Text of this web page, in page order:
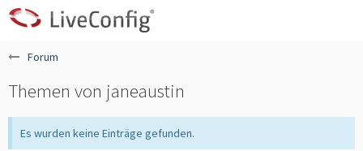
Forum
Themen von janeaustin
Es wurden keine Einträge gefunden.